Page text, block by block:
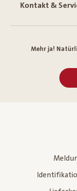
Kontakt &
Mehr ja!